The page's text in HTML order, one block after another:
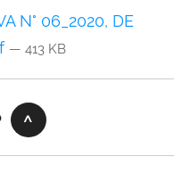
N° 06_2020, DE
— 413 KB